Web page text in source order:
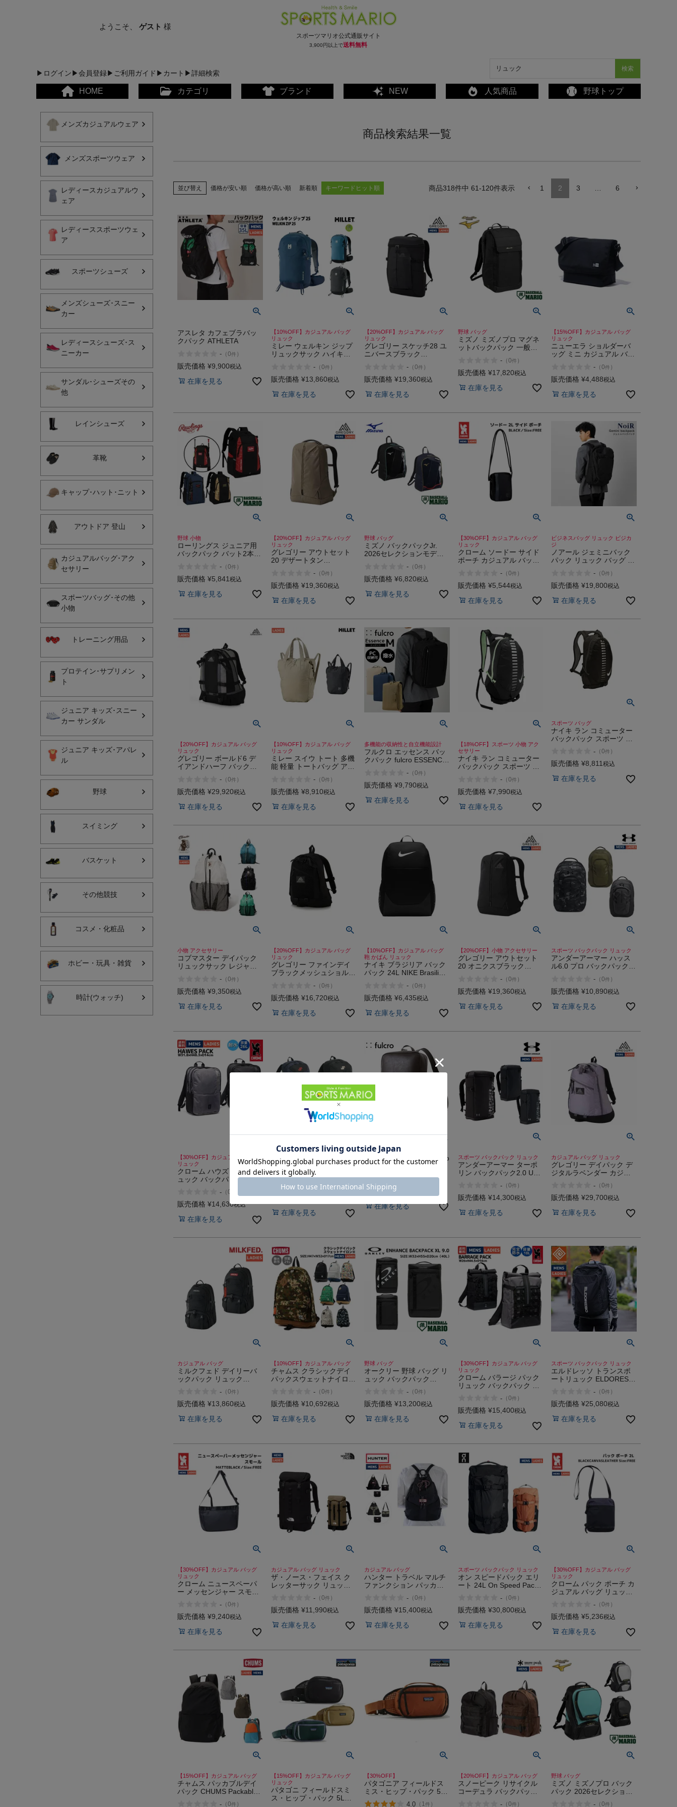
スポーツマリオ公式通販サイト
3,900円以上で送料無料
ようこそ、 ゲスト様
▶ログイン▶会員登録▶ご利用ガイド ▶カート ▶詳細検索
検索
HOME カテゴリ
メンズカジュアルウェア
メンズスポーツウェア
レディーススポーツウェア
スポーツシューズ
メンズシューズ･スニーカー
サンダル･シューズその他
キャップ･ハット･ニット
キャンプ・フェス
旅行
ビジネス
プレゼント
全てのシーンを見る
インフィット INFIT
サックス SAXX
ブランド NEW 人気商品 野球トップ
メンズカジュアルウェア
メンズスポーツウェア
レディースカジュアルウ
ェア
レディーススポーツウェ
ア
スポーツシューズ
メンズシューズ･スニー
カー
レディースシューズ･ス
ニーカー
サンダル･シューズその
他
レインシューズ
革靴
キャップ･ハット･ニット
アウトドア 登山
カジュアルバッグ･アク
セサリー
スポーツバッグ･その他
小物
トレーニング用品
プロテイン･サプリメン
ト
ジュニア キッズ･スニー
カー サンダル
ジュニア キッズ･アパレ
ル
野球
スイミング
バスケット
その他競技
コスメ・化粧品
ホビー・玩具・雑貨
時計(ウォッチ)
商品検索結果一覧
並び替え 価格が安い順 価格が高い順 新着順 キーワードヒット順 318件中 61-120件表示 1 2 3 6
アスレタ カフェブラバッ
クパック ATHLETA
- （0件 ）
販売価格 ¥9,900税込
在庫を見る
【10%OFF】カジュアル バッグ
リュック
ミレー ウェルキン ジップ
リュックサック ハイキン
ル バッグ リュック バック
パック MILLET 25
-（0件 ）
販売価格 ¥13,860税込
在庫を見る
【20%OFF】カジュアル バッグ
リュック
グレゴリー スケッチ28 ユ
ニバースブラック
- （0件 ）
販売価格 ¥19,360税込
在庫を見る
野球 バッグ
ミズノ ミズノプロ マグネ
ットバックパック 一般
-（0件 ）
販売価格 ¥17,820税込
在庫を見る
【15%OFF】カジュアル バッグ
リュック
ニューエラ ショルダーバ
ッグ ミニ カジュアル バッ
SHOULDER BAG MINI
- （0件 ）
販売価格 ¥4,488税込
在庫を見る
野球 小物
ローリングス ジュニア用
バックパック バット2本収
- （0件 ）
販売価格 ¥5,841 税込
在庫を見る
【20%OFF】カジュアル バッグ
リュック
グレゴリー アウトセット
20 デザートタン
-（0件 ）
販売価格 ¥19,360税込
在庫を見る
野球 バッグ
ミズノ バックパックJr.
2026セレクションモデル
バックパック リュック 鞄
遠征 バット収納 MIZUNO
- （0件 ）
販売価格 ¥6,820税込
在庫を見る
【30%OFF】カジュアル バッグ
リュック
クローム ソードー サイド
ポーチ カジュアル バッグ
ホ入れ CHROME 2L アウ
トレット セール
-（0件 ）
販売価格 ¥5,544税込
在庫を見る
ビジネスバッグ リュック ビジカ
ジ
ノアール ジェミニバック
パック リュック バッグ 鞄
ネス ビジカジ NoiR
Gemini backpack
- （0件 ）
販売価格 ¥19,800税込
在庫を見る
【20%OFF】カジュアル バッグ
リュック
グレゴリー ボールド6 デ
イアンドハーフ バックパ
量 高機能 登山 登校 カジ
ュアル バッグ リュック
- （0件 ）
販売価格 ¥29,920税込
在庫を見る
【10%OFF】カジュアル バッグ
リュック
ミレー スイウ トート 多機
能 軽量 トートバッグ アウ
通勤 カジュアル バッグ リ
ュック MILLET SUIU
-（0件 ）
販売価格 ¥8,910税込
在庫を見る
多機能の収納性と自立機能設計
フルクロ エッセンス バッ
クパック fulcro ESSENCE
- （0件 ）
販売価格 ¥9,790税込
在庫を見る
【18%OFF】スポーツ 小物 アク
セサリー
ナイキ ラン コミューター
バックパック スポーツ バ
-（0件 ）
販売価格 ¥7,990税込
在庫を見る
スポーツ バッグ
ナイキ ラン コミューター
バックパック スポーツ バ
- （0件 ）
販売価格 ¥8,811税込
在庫を見る
小物 アクセサリー
コブマスター デイパック
リュックサック レジャー
ックパック COBMASTER
COB-CR HUMMING PACK
- （0件 ）
販売価格 ¥9,350税込
在庫を見る
【20%OFF】カジュアル バッグ
リュック
グレゴリー ファインデイ
ブラックメッシュショルダ
ッグ リュック GREGORY
V2 CLASSIC DAY
-（0件 ）
販売価格 ¥16,720税込
在庫を見る
【10%OFF】カジュアル バッグ
鞄 かばん リュック
ナイキ ブラジリア バック
パック 24L NIKE Brasilia
- （0件 ）
販売価格 ¥6,435税込
在庫を見る
【20%OFF】小物 アクセサリー
グレゴリー アウトセット
20 オニクスブラック
-（0件 ）
販売価格 ¥19,360税込
在庫を見る
スポーツ バックパック リュック
アンダーアーマー ハッス
ル6.0 プロ バックパック
Hustle 6. Pro Backpack
001 002 390
- （0件 ）
販売価格 ¥10,890税込
在庫を見る
【30%OFF】カジュアル バッグ
リュック
クローム ハウズ パック リ
ュック バックパック 耐水
HAWES PACK 26L アウト
レット セール
- （0
販売価格 ¥14,630税込
在庫を見る
エスエスケイ ジュニアバ
ックパック ジュニア バッ
き 野球 バッグ バックパッ
ク リュック キッズ 少年野
球 小学生 中学生 SSK 25L
-（0件）
販売価格 ¥5,841税込
在庫を見る
フルクロ パイロット fulcro
R pilot
-（0件）
販売価格 ¥
在庫を見る
スポーツ バックパック リュック
アンダーアーマー ターポ
リン バックパック2.0 UA
Tarpaulin Backpack2.0
001 002 003
-（0件 ）
販売価格 ¥14,300税込
在庫を見る
カジュアル バッグ リュック
グレゴリー デイパック デ
ジタルラベンダー カジュ
ク リュック 通勤 通学
GREGORY DAYPACK 26L
- （0件 ）
販売価格 ¥29,700税込
在庫を見る
カジュアル バッグ
ミルクフェド デイリーバ
ックパック リュック
- （0件 ）
販売価格 ¥13,860税込
在庫を見る
【10%OFF】カジュアル バッグ
チャムス クラシックデイ
パックスウェットナイロン
通勤 通学 バッグ リュック
デイパック CHUMS
-（0件 ）
販売価格 ¥10,692税込
在庫を見る
野球 バッグ
オークリー 野球 バッグ リ
ュック バックパック
BACKPACK XL 9.0 40L
012 022 081
- （0件 ）
販売価格 ¥13,200税込
在庫を見る
【30%OFF】カジュアル バッグ
リュック
クローム バラージ パック
リュック バックパック 完
CHROME BARRAGE
PACK 18L アウトレット
-（0件 ）
販売価格 ¥15,400税込
在庫を見る
スポーツ バックパック リュック
エルドレッソ トランスポ
ートリュック ELDORESO
- （0件 ）
販売価格 ¥25,080税込
在庫を見る
【30%OFF】カジュアル バッグ
リュック
クローム ニュースペーパ
ー メッセンジャー スモー
ック 鞄 ショルダーバッグ
CHROME MATTEBLACK
- （0件 ）
販売価格 ¥9,240税込
在庫を見る
カジュアル バッグ リュック
ザ・ノース・フェイス ク
レッターサック リュック
ハイキング キャンプ カジ
ュアル バッグ THE
KLETTERSAC アウトレッ
-（0件 ）
販売価格 ¥11,990税込
在庫を見る
カジュアル バッグ
ハンター トラベル マルチ
ファンクション パッカブ
- （0件 ）
販売価格 ¥15,400税込
在庫を見る
スポーツ バックパック リュック
オン スピードパック エリ
ート 24L On Speed Pack
-（0件 ）
販売価格 ¥30,800税込
在庫を見る
【30%OFF】カジュアル バッグ
リュック
クローム パック ポーチ カ
ジュアル バッグ リュック
PAC POUCH BLACK
CANVAS LEATHER アウト
- （0件 ）
販売価格 ¥5,236税込
在庫を見る
【15%OFF】カジュアル バッグ
チャムス パッカブルデイ
パック CHUMS Packable
- （0件 ）
【15%OFF】カジュアル バッグ
リュック
パタゴニ フィールドスミ
ス・ヒップ・パック 5L
【30%OFF】
パタゴニア フィールドス
ミス・ヒップ・パック 5L
PATAGONIA アウトレット
4.0 （ 1件 ）
【20%OFF】カジュアル バッグ
スノーピーク リサイクル
コーデュラ バックパック
-（0件 ）
野球 バッグ
ミズノ ミズノプロ バック
パック 2026セレクション
- （0件 ）